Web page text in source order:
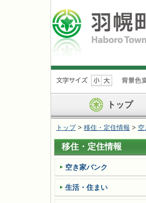
ナ
ビ
ョ
ン
を
飛
ば
す
トップ
トップ> 移住・定住情報 > 空
移住・定住情報
空き家バンク
生活・住まい